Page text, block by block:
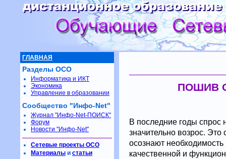
ПОШИВ
В последние годы спрос
значительно возрос. Это
осознают
качественной и
ГЛАВНАЯ
Разделы ОСО
Информатика и ИКТ
Экономика
Управление в образовании
Сообщество "Инфо-Net"
Журнал "Инфо-Net-ПОИСК"
Форум
Новости "Инфо-Net"
Сетевые проекты ОСО
Материалы и статьи